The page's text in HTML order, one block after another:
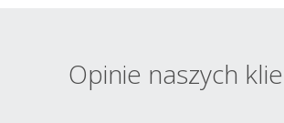
Opinie naszych